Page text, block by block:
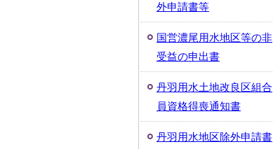
外申請書等
国営濃尾用水地区等の非
受益の申出書
丹羽用水土地改良区組合
員資格得喪通知書
丹羽用水地区除外申請書